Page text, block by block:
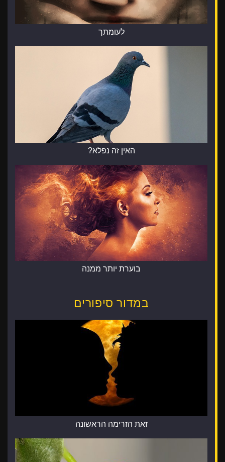
לעומתך
האין זה נפלא?
בוערת יותר ממנה
במדור סיפורים
זאת הזרימה הראשונה